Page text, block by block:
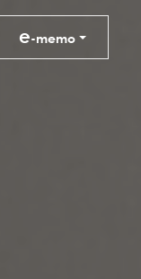
e-memo